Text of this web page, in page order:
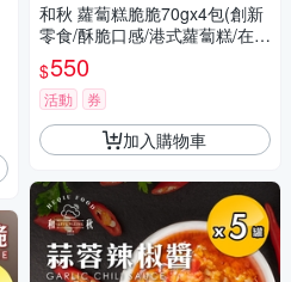
和秋 蘿蔔糕脆脆70gx4包(創新
零食/酥脆口感/港式蘿蔔糕/在來
米/傳統風味/台式小吃/團購)
$550
活動 券
加入購物車